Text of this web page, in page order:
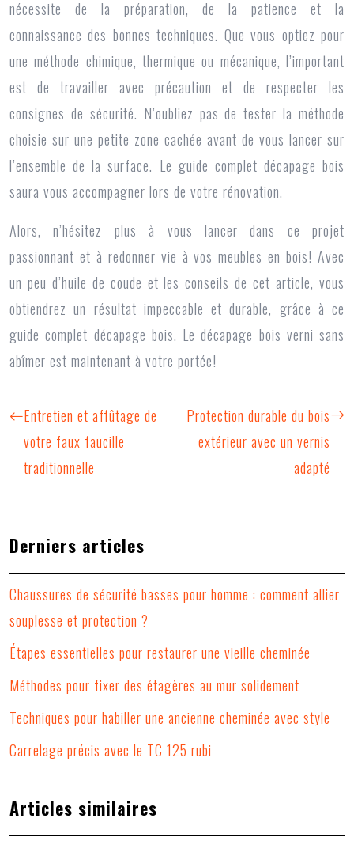
nécessite de la préparation, de la patience et la
connaissance des bonnes techniques. Que vous optiez pour
une méthode chimique, thermique ou mécanique, l’important
est de travailler avec précaution et de respecter les
consignes de sécurité. N’oubliez pas de tester la méthode
choisie sur une petite zone cachée avant de vous lancer sur
l’ensemble de la surface. Le guide complet décapage bois
saura vous accompagner lors de votre rénovation.
Alors, n’hésitez plus à vous lancer dans ce projet
passionnant et à redonner vie à vos meubles en bois! Avec
un peu d’huile de coude et les conseils de cet article, vous
obtiendrez un résultat impeccable et durable, grâce à ce
guide complet décapage bois. Le décapage bois verni sans
abîmer est maintenant à votre portée!
Entretien et affûtage de
votre faux faucille
traditionnelle
Protection durable du bois
extérieur avec un vernis
adapté
Derniers articles
Chaussures de sécurité basses pour homme : comment allier
souplesse et protection ?
Étapes essentielles pour restaurer une vieille cheminée
Méthodes pour fixer des étagères au mur solidement
Techniques pour habiller une ancienne cheminée avec style
Carrelage précis avec le TC 125 rubi
Articles similaires